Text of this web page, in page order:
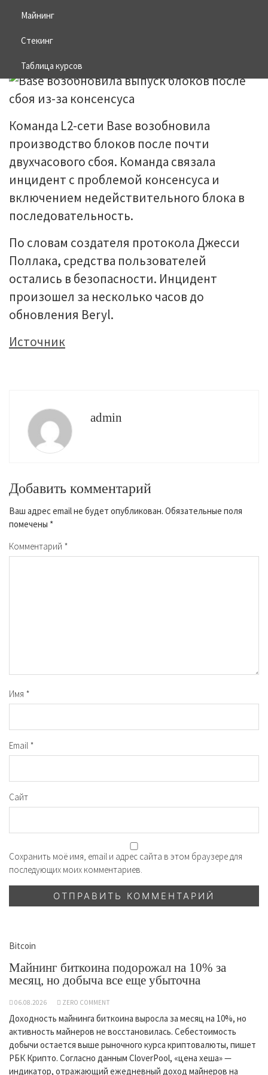
Майнинг
Стекинг
Таблица курсов
консенсуса
26.06.2026
Команда L2-сети Base возобновила
производство блоков после почти
двухчасового сбоя. Команда связала
инцидент с проблемой консенсуса и
включением недействительного блока в
последовательность.
По словам создателя протокола Джесси
Поллака, средства пользователей
остались в безопасности. Инцидент
произошел за несколько часов до
обновления Beryl.
Источник
admin
Добавить комментарий
Ваш адрес email не будет опубликован. Обязательные поля
помечены *
Комментарий *
Имя *
Email *
Сайт
Сохранить моё имя, email и адрес сайта в этом браузере для
последующих моих комментариев.
Bitcoin
Майнинг биткоина подорожал на 10% за
месяц, но добыча все еще убыточна
06.08.2026 ZERO COMMENT
Доходность майнинга биткоина выросла за месяц на 10%, но
активность майнеров не восстановилась. Себестоимость
добычи остается выше рыночного курса криптовалюты, пишет
РБК Крипто. Согласно данным CloverPool, «цена хеша» —
индикатор, отражающий ежедневный доход майнеров на